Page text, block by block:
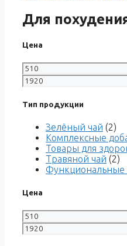
Для
Цена
Тип продукции
Зелёный чай (2)
Комплексные
Товары для
Травяной чай (2)
Функциональные
Цена